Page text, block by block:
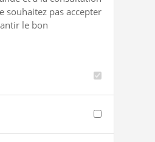
souhaitez pas accepter
le bon